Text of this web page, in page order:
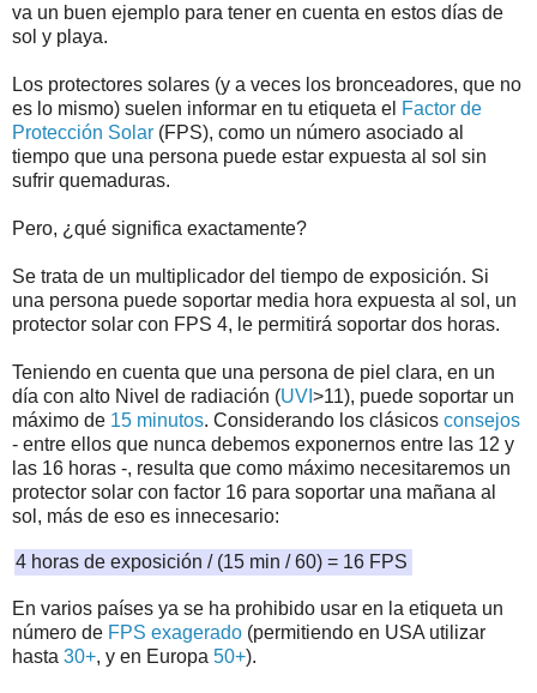
va un buen ejemplo para tener en cuenta en estos días de
sol y playa.
Los protectores solares (y a veces los bronceadores, que no
es lo mismo) suelen informar en tu etiqueta el Factor de
Protección Solar (FPS), como un número asociado al
tiempo que una persona puede estar expuesta al sol sin
sufrir quemaduras.
Pero, ¿qué significa exactamente?
Se trata de un multiplicador del tiempo de exposición. Si
una persona puede soportar media hora expuesta al sol, un
protector solar con FPS 4, le permitirá soportar dos horas.
Teniendo en cuenta que una persona de piel clara, en un
día con alto Nivel de radiación (UVI >11), puede soportar un
máximo de 15 minutos. Considerando los clásicos consejos
- entre ellos que nunca debemos exponernos entre las 12 y
las 16 horas -, resulta que como máximo necesitaremos un
protector solar con factor 16 para soportar una mañana al
sol, más de eso es innecesario:
4 horas de exposición / (15 min / 60) = 16 FPS
En varios países ya se ha prohibido usar en la etiqueta un
número de FPS exagerado (permitiendo en USA utilizar
hasta 30+, y en Europa 50+).